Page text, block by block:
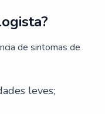
de sintomas de
leves;